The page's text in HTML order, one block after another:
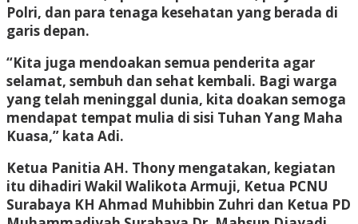
Polri, dan para tenaga kesehatan yang berada di
garis depan.
“Kita juga mendoakan semua penderita agar
selamat, sembuh dan sehat kembali. Bagi warga
yang telah meninggal dunia, kita doakan semoga
mendapat tempat mulia di sisi Tuhan Yang Maha
Kuasa,” kata Adi.
Ketua Panitia AH. Thony mengatakan, kegiatan
itu dihadiri Wakil Walikota Armuji, Ketua PCNU
Surabaya KH Ahmad Muhibbin Zuhri dan Ketua PD